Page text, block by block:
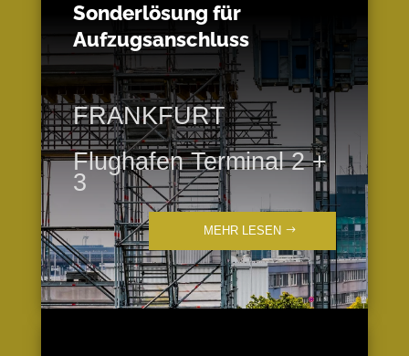
Sonderlösung für
Aufzugsanschluss
FRANKFURT
Flughafen Terminal 2 +
3
MEHR LESEN